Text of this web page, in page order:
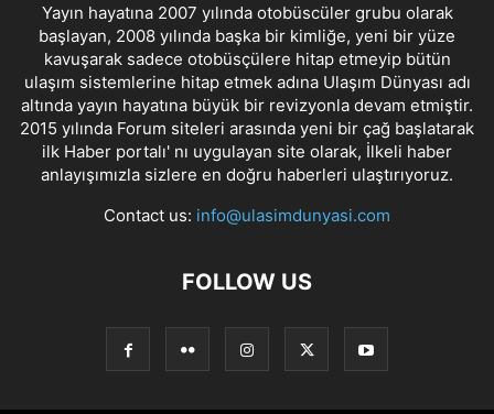
Yayın hayatına 2007 yılında otobüscüler grubu olarak
başlayan, 2008 yılında başka bir kimliğe, yeni bir yüze
kavuşarak sadece otobüsçülere hitap etmeyip bütün
ulaşım sistemlerine hitap etmek adına Ulaşım Dünyası adı
altında yayın hayatına büyük bir revizyonla devam etmiştir.
2015 yılında Forum siteleri arasında yeni bir çağ başlatarak
ilk Haber portalı' nı uygulayan site olarak, İlkeli haber
anlayışımızla sizlere en doğru haberleri ulaştırıyoruz.
Contact us: info@ulasimdunyasi.com
FOLLOW US